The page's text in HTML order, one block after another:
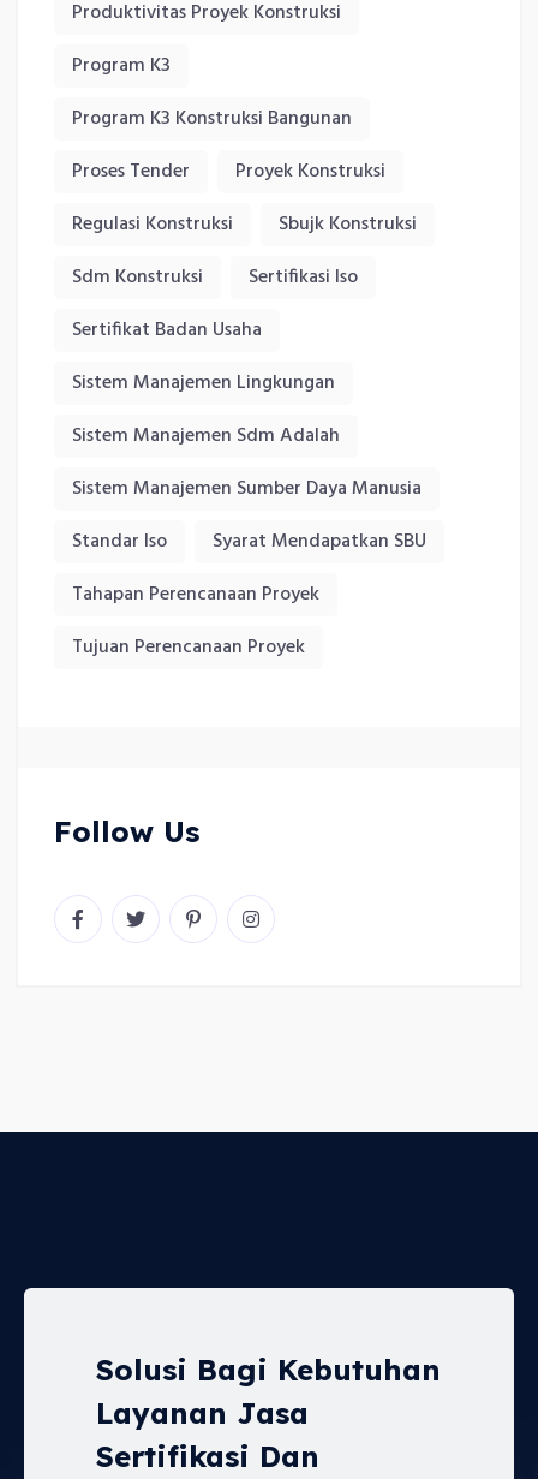
Produktivitas Proyek Konstruksi
Program K3
Program K3 Konstruksi Bangunan
Proses Tender
Proyek Konstruksi
Regulasi Konstruksi
Sbujk Konstruksi
Sdm Konstruksi
Sertifikasi Iso
Sertifikat Badan Usaha
Sistem Manajemen Lingkungan
Sistem Manajemen Sdm Adalah
Sistem Manajemen Sumber Daya Manusia
Standar Iso
Syarat Mendapatkan SBU
Tahapan Perencanaan Proyek
Tujuan Perencanaan Proyek
Follow Us
Solusi Bagi Kebutuhan
Layanan Jasa
Sertifikasi Dan